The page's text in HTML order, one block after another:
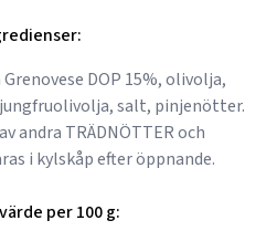
DOP 15%, olivolja,
jungfruolivolja, salt, pinjenötter.
andra TRÄDNÖTTER och
i kylskåp efter öppnande.
per 100 g: